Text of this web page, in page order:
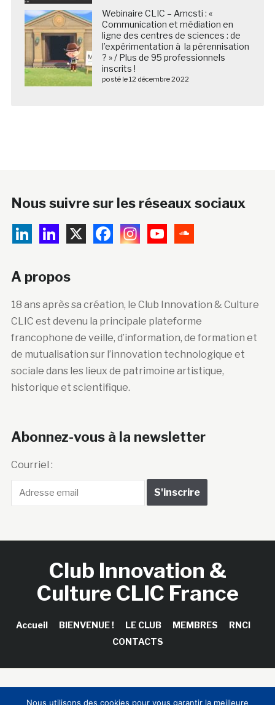
Webinaire CLIC – Amcsti : «
Communication et médiation en
ligne des centres de sciences : de
l’expérimentation à la pérennisation
? » / Plus de 95 professionnels
inscrits !
posté le 12 décembre 2022
Nous suivre sur les réseaux sociaux
A propos
18 ans après sa création, le Club Innovation & Culture
CLIC est devenu la principale plateforme
francophone de veille, d’information, de formation et
de mutualisation sur l’innovation technologique et
sociale dans les lieux de patrimoine artistique,
historique et scientifique.
Abonnez-vous à la newsletter
Courriel :
Club Innovation &
Culture CLIC France
Accueil BIENVENUE ! LE CLUB MEMBRES
RNCI
CONTACTS
Nous utilisons des cookies pour vous garantir la meilleure